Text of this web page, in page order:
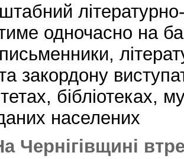
одночасно на
закордону
бібліотеках,
населених
Чернігівщині